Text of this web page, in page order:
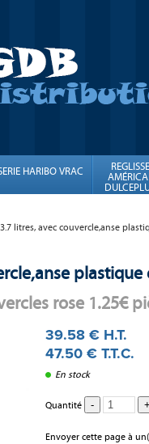
HARIBO VRAC
FINI
3.7 litres, avec couvercle,anse
rose 1.25€
39.58 € H.T.
47.50 € T.T.C.
En stock
Quantité
Envoyer cette page à